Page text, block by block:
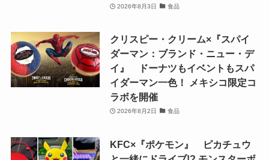
2026年8月3日 食品
クリスピー・クリーム×『スパイ
ダーマン：ブランド・ニュー・デ
イ』 ドーナツもイベントもスパ
イダーマン一色！ メキシコ限定コ
ラボを開催
2026年8月2日 食品
KFC×『ポケモン』 ピカチュウ